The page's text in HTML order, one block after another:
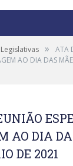
»
ATA
AO DIA DAS
AO DIA
DE 2021